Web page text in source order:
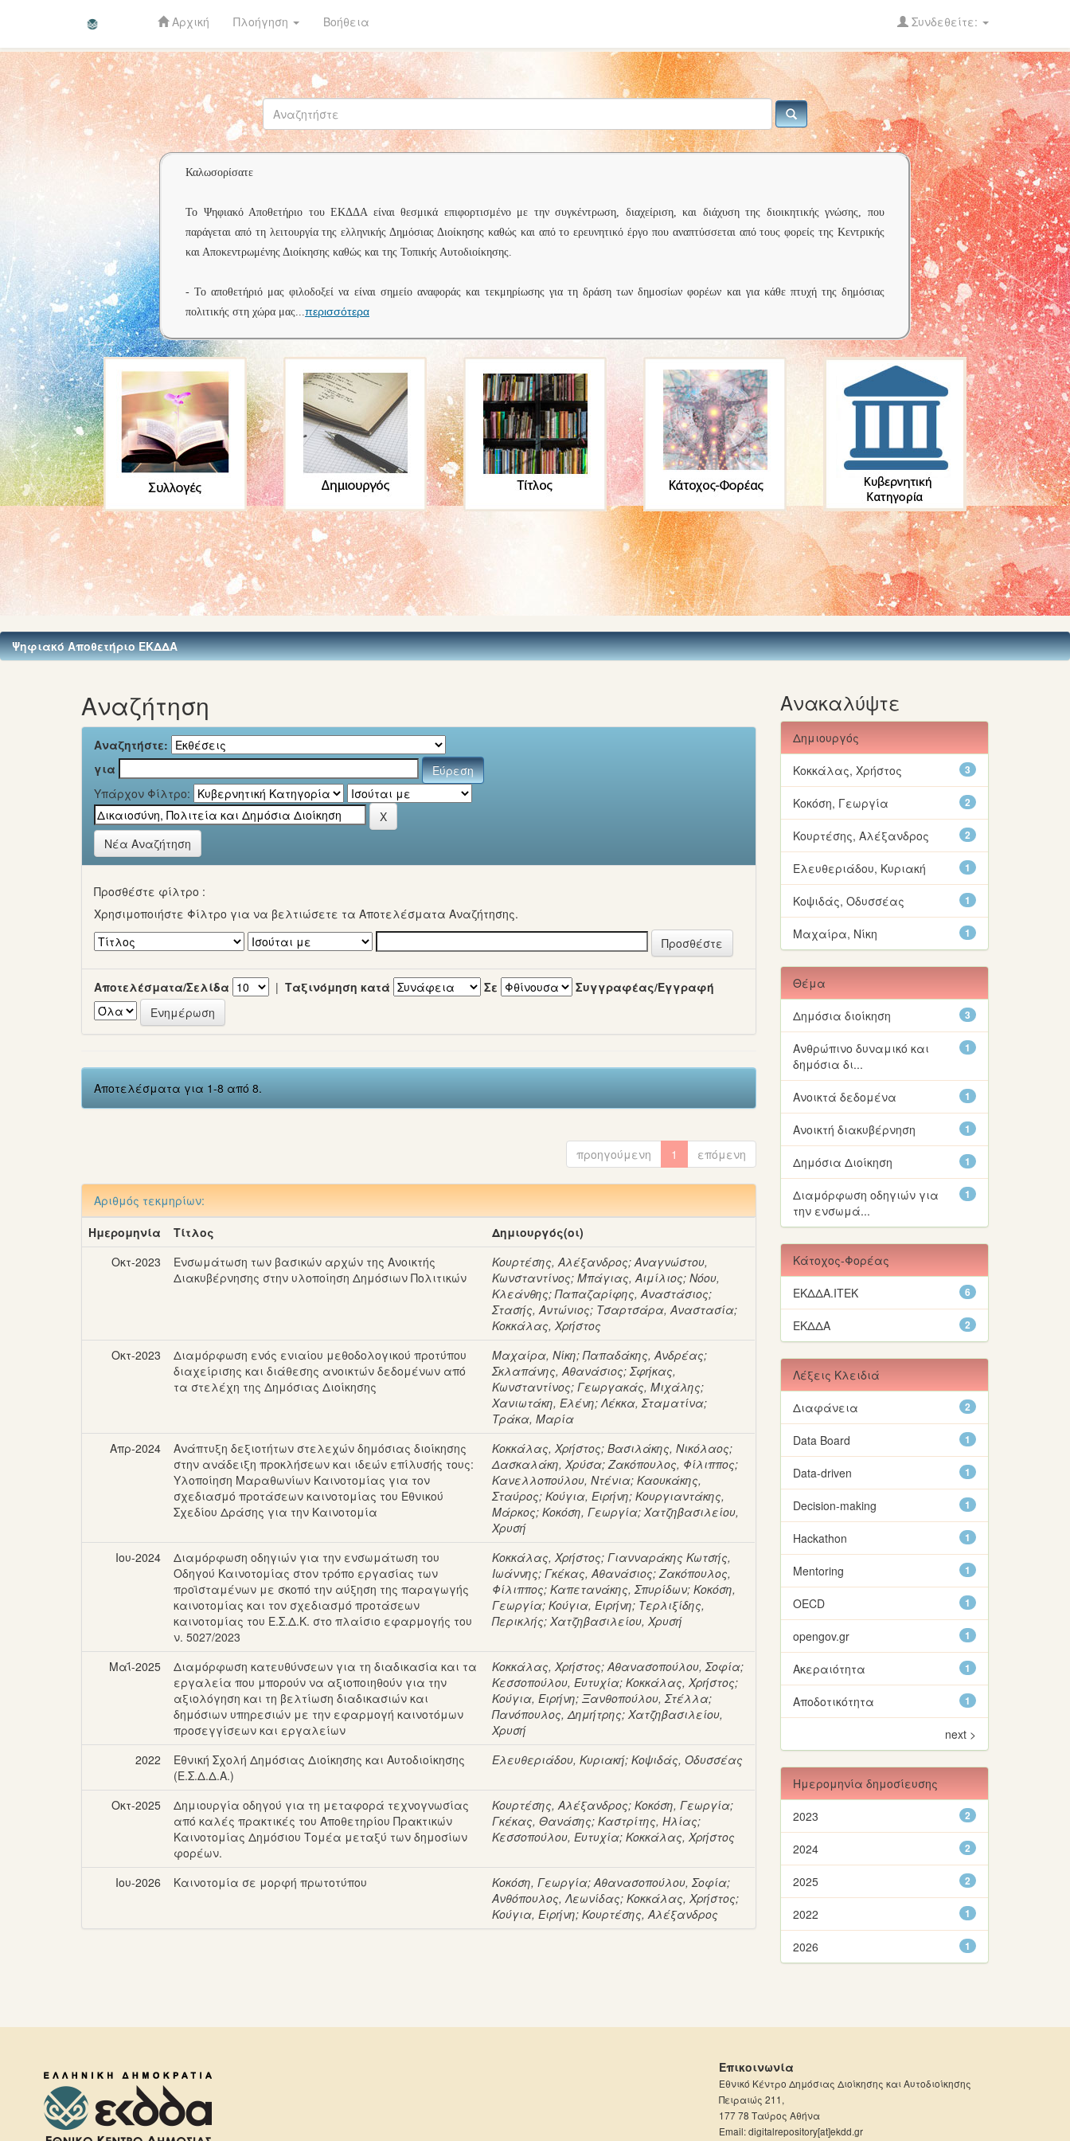
Skip
navigation
Αρχική Πλοήγηση Βοήθεια Συνδεθείτε:
Καλωσορίσατε
Το Ψηφιακό Αποθετήριο του ΕΚΔΔΑ είναι θεσμικά επιφορτισμένο με την συγκέντρωση, διαχείριση, και διάχυση της διοικητικής γνώσης, που
παράγεται από τη λειτουργία της ελληνικής Δημόσιας Διοίκησης καθώς και από το ερευνητικό έργο που αναπτύσσεται από τους φορείς της Κεντρικής
και Αποκεντρωμένης Διοίκησης καθώς και της Τοπικής Αυτοδιοίκησης.
- Το αποθετήριό μας φιλοδοξεί να είναι σημείο αναφοράς και τεκμηρίωσης για τη δράση των δημοσίων φορέων και για κάθε πτυχή της δημόσιας
πολιτικής στη χώρα μας...περισσότερα
Ψηφιακό Αποθετήριο ΕΚΔΔΑ
Αναζήτηση
Αναζητήστε:
για
Υπάρχον Φίλτρο:
Νέα Αναζήτηση
Προσθέστε φίλτρο :
Χρησιμοποιήστε Φίλτρο για να βελτιώσετε τα Αποτελέσματα Αναζήτησης.
Αποτελέσματα/Σελίδα | Ταξινόμηση κατά Σε Συγγραφέας/Εγγραφή
Αποτελέσματα για 1-8 από 8.
προηγούμενη 1 επόμενη
Αριθμός τεκμηρίων:
Ημερομηνία
Τίτλος
Δημιουργός(οι)
Οκτ-2023
Ενσωμάτωση των βασικών αρχών της Ανοικτής
Διακυβέρνησης στην υλοποίηση Δημόσιων Πολιτικών
Κουρτέσης, Αλέξανδρος;Αναγνώστου,
Κωνσταντίνος;Μπάγιας, Αιμίλιος;Νόου,
Κλεάνθης;Παπαζαρίφης, Αναστάσιος;
Στασής, Αντώνιος; Τσαρτσάρα, Αναστασία;
Κοκκάλας, Χρήστος
Οκτ-2023
Διαμόρφωση ενός ενιαίου μεθοδολογικού προτύπου
διαχείρισης και διάθεσης ανοικτών δεδομένων από
τα στελέχη της Δημόσιας Διοίκησης
Μαχαίρα, Νίκη;Παπαδάκης, Ανδρέας;
Σκλαπάνης, Αθανάσιος;Σφήκας,
Κωνσταντίνος;Γεωργακάς, Μιχάλης;
Χανιωτάκη, Ελένη;Λέκκα, Σταματίνα;
Τράκα, Μαρία
Απρ-2024
Ανάπτυξη δεξιοτήτων στελεχών δημόσιας διοίκησης
στην ανάδειξη προκλήσεων και ιδεών επίλυσής τους:
Υλοποίηση Μαραθωνίων Καινοτομίας για τον
σχεδιασμό προτάσεων καινοτομίας του Εθνικού
Σχεδίου Δράσης για την Καινοτομία
Κοκκάλας, Χρήστος;Βασιλάκης, Νικόλαος;
Δασκαλάκη, Χρύσα;Ζακόπουλος, Φίλιππος;
Κανελλοπούλου, Ντένια;Καουκάκης,
Σταύρος;Κούγια, Ειρήνη;Κουργιαντάκης,
Μάρκος;Κοκόση, Γεωργία;Χατζηβασιλείου,
Χρυσή
Ιου-2024
Διαμόρφωση οδηγιών για την ενσωμάτωση του
Οδηγού Καινοτομίας στον τρόπο εργασίας των
προϊσταμένων με σκοπό την αύξηση της παραγωγής
καινοτομίας και τον σχεδιασμό προτάσεων
καινοτομίας του Ε.Σ.Δ.Κ. στο πλαίσιο εφαρμογής του
ν. 5027/2023
Κοκκάλας, Χρήστος;Γιανναράκης Κωτσής,
Ιωάννης;Γκέκας, Αθανάσιος;Ζακόπουλος,
Φίλιππος;Καπετανάκης, Σπυρίδων;Κοκόση,
Γεωργία;Κούγια, Ειρήνη; Τερλιξίδης,
Περικλής;Χατζηβασιλείου, Χρυσή
Μαΐ-2025
Διαμόρφωση κατευθύνσεων για τη διαδικασία και τα
εργαλεία που μπορούν να αξιοποιηθούν για την
αξιολόγηση και τη βελτίωση διαδικασιών και
δημόσιων υπηρεσιών με την εφαρμογή καινοτόμων
προσεγγίσεων και εργαλείων
Κοκκάλας, Χρήστος;Αθανασοπούλου, Σοφία;
Κεσσοπούλου, Ευτυχία;Κοκκάλας, Χρήστος;
Κούγια, Ειρήνη;Ξανθοπούλου, Στέλλα;
Πανόπουλος, Δημήτρης;Χατζηβασιλείου,
Χρυσή
2022
Εθνική Σχολή Δημόσιας Διοίκησης και Αυτοδιοίκησης
(Ε.Σ.Δ.Δ.Α.)
Ελευθεριάδου, Κυριακή;Κοψιδάς, Οδυσσέας
Οκτ-2025
Δημιουργία οδηγού για τη μεταφορά τεχνογνωσίας
από καλές πρακτικές του Αποθετηρίου Πρακτικών
Καινοτομίας Δημόσιου Τομέα μεταξύ των δημοσίων
φορέων.
Κουρτέσης, Αλέξανδρος;Κοκόση, Γεωργία;
Γκέκας, Θανάσης;Καστρίτης, Ηλίας;
Κεσσοπούλου, Ευτυχία;Κοκκάλας, Χρήστος
Ιου-2026 Καινοτομία σε μορφή πρωτοτύπου Κοκόση, Γεωργία;Αθανασοπούλου, Σοφία;
Ανθόπουλος, Λεωνίδας;Κοκκάλας, Χρήστος;
Κούγια, Ειρήνη;Κουρτέσης, Αλέξανδρος
Ανακαλύψτε
Δημιουργός
3
Κοκκάλας, Χρήστος
2
Κοκόση, Γεωργία
2
Κουρτέσης, Αλέξανδρος
1
Ελευθεριάδου, Κυριακή
1
Κοψιδάς, Οδυσσέας
1
Μαχαίρα, Νίκη
Θέμα
3
Δημόσια διοίκηση
1
Ανθρώπινο δυναμικό και
δημόσια δι...
1
Ανοικτά δεδομένα
1
Ανοικτή διακυβέρνηση
1
Δημόσια Διοίκηση
1
Διαμόρφωση οδηγιών για
την ενσωμά...
Κάτοχος-Φορέας
6
ΕΚΔΔΑ.ΙΤΕΚ
2
ΕΚΔΔΑ
Λέξεις Κλειδιά
2
Διαφάνεια
1
Data Board
1
Data-driven
1
Decision-making
1
Hackathon
1
Mentoring
1
OECD
1
opengov.gr
1
Ακεραιότητα
1
Αποδοτικότητα
next >
Ημερομηνία δημοσίευσης
2
2023
2
2024
2
2025
1
2022
1
2026
Επικοινωνία
Εθνικό Κέντρο Δημόσιας Διοίκησης και Αυτοδιοίκησης
Πειραιώς 211,
177 78 Ταύρος Αθήνα
Email: digitalrepository[at]ekdd.gr